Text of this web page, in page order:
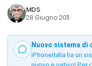
MDS
28 Giugno 2011
Nuovo sistema di
iPhoneItalia ha un